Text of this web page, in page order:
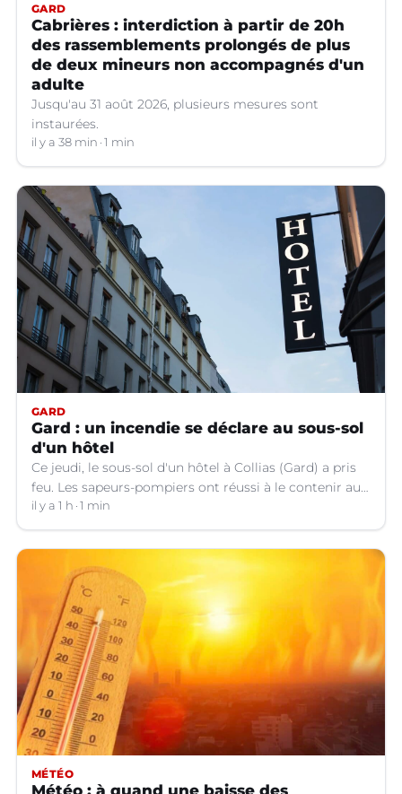
GARD
Cabrières : interdiction à partir de 20h
des rassemblements prolongés de plus
de deux mineurs non accompagnés d'un
adulte
Jusqu'au 31 août 2026, plusieurs mesures sont
instaurées.
il y a 38 min 1 min
GARD
Gard : un incendie se déclare au sous-sol
d'un hôtel
Ce jeudi, le sous-sol d'un hôtel à Collias (Gard) a pris
feu. Les sapeurs-pompiers ont réussi à le contenir au
niveau de la buanderie.
il y a 1 h 1 min
MÉTÉO